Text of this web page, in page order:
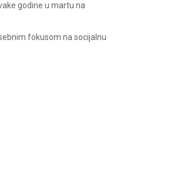
godine u martu na
fokusom na socijalnu